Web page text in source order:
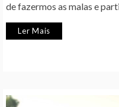
de fazermos as malas e
Ler Mais